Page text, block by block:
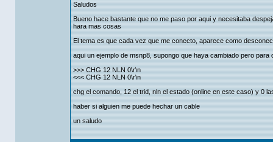
Saludos
Bueno hace bastante que no me paso por aqui y necesitaba
hara mas cosas
El tema es que cada vez que me conecto, aparece como
aqui un ejemplo de msnp8, supongo que haya cambiado pero para
>>> CHG 12 NLN 0\r\n
<<< CHG 12 NLN 0\r\n
chg el comando, 12 el trid, nln el estado (online en este caso) y 0
haber si alguien me puede hechar un cable
un saludo